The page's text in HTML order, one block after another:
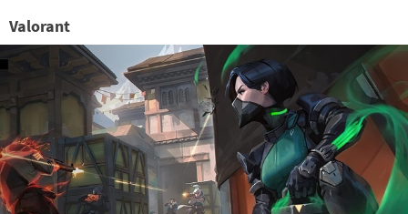
Valorant